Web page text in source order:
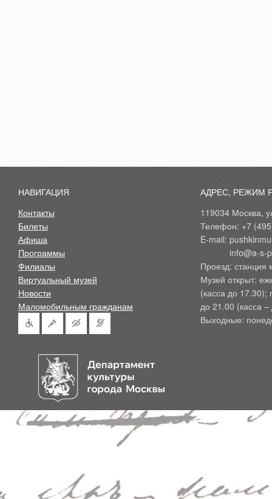
НАВИГАЦИЯ
Контакты
Билеты
Афиша
Программы
Филиалы
Виртуальный музей
Новости
Маломобильным гражданам
АДРЕС, РЕЖИМ
119034 Москва,
Телефон: +7
E-mail:
Проезд: станция
Музей открыт:
(касса до 17.30);
до 21.00 (касса
Выходные: